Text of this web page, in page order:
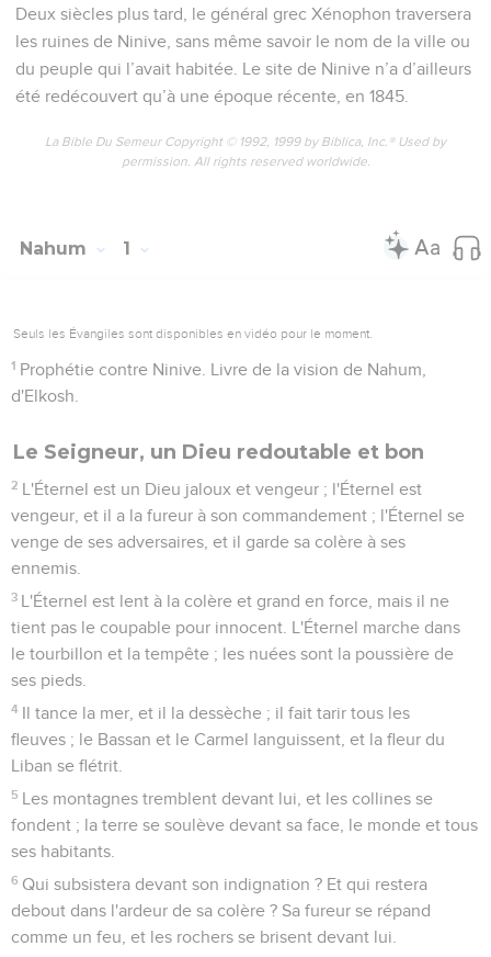
Deux siècles plus tard, le général grec Xénophon traversera
les ruines de Ninive, sans même savoir le nom de la ville ou
du peuple qui l’avait habitée. Le site de Ninive n’a d’ailleurs
été redécouvert qu’à une époque récente, en 1845.
La Bible Du Semeur Copyright © 1992, 1999 by Biblica, Inc.® Used by
permission. All rights reserved worldwide.
Nahum 1
Seuls les Évangiles sont disponibles en vidéo pour le moment.
1 Prophétie contre Ninive. Livre de la vision de Nahum,
d'Elkosh.
Le Seigneur, un Dieu redoutable et bon
2 L'Éternel est un Dieu jaloux et vengeur ; l'Éternel est
vengeur, et il a la fureur à son commandement ; l'Éternel se
venge de ses adversaires, et il garde sa colère à ses
ennemis.
3 L'Éternel est lent à la colère et grand en force, mais il ne
tient pas le coupable pour innocent. L'Éternel marche dans
le tourbillon et la tempête ; les nuées sont la poussière de
ses pieds.
4 Il tance la mer, et il la dessèche ; il fait tarir tous les
fleuves ; le Bassan et le Carmel languissent, et la fleur du
Liban se flétrit.
5 Les montagnes tremblent devant lui, et les collines se
fondent ; la terre se soulève devant sa face, le monde et tous
ses habitants.
6 Qui subsistera devant son indignation ? Et qui restera
debout dans l'ardeur de sa colère ? Sa fureur se répand
comme un feu, et les rochers se brisent devant lui.